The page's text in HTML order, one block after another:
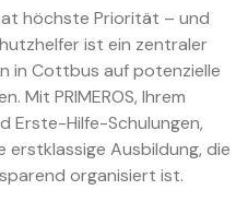
höchste Priorität – und
ist ein zentraler
in Cottbus auf potenzielle
Mit PRIMEROS, Ihrem
Erste-Hilfe-Schulungen,
Ausbildung, die
organisiert ist.